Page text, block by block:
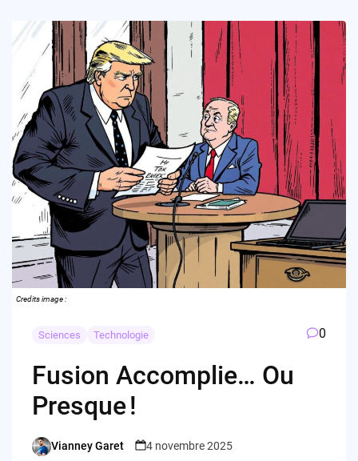
Credits image :
Sciences Technologie 0
Fusion Accomplie… Ou
Presque !
Posted
Vianney Garet 4 novembre 2025